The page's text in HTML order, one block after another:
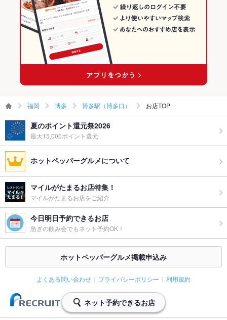
食べ放題 なし
カクテル充実、焼酎充実、日本酒充実
お子様連れOK ：離乳食持ち込みOK/お子様用椅子あり/お子様用
食器あり/ベビーカー入店OK/ベビーベッド・おむつ交換スペー
ー二次会
お祝い・サ
プライズ対
応
可
備考 －
福岡 博多 博多駅（博多口） お店TOP
夏のポイント還元祭2026
最大15,000ポイント還元
ホットペッパーグルメについて
マイルがたまるお店特集！
マイルがたまるお店をご紹介
今日明日予約できるお店
急ぎの飲み会でもネット予約OK！
ホットペッパーグルメ掲載申込み
よくある問い合わせ プライバシーポリシー 利用規約
(C) Recruit Co., Ltd.
ネット予約できるお店